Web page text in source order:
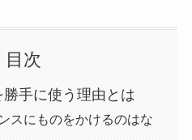
目次
手に使う理由とは
スにものをかけるのはな